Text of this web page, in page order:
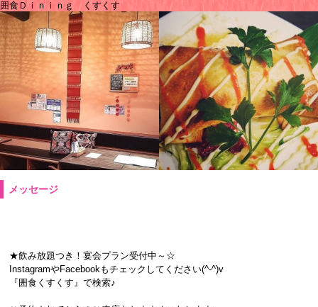
囲食Ｄｉｎｉｎｇ くすくす
メッセージ
★飲み放題つき！宴会プラン受付中～☆
InstagramやFacebookもチェックしてください(^-^)v
『囲食くすくす』で検索♪